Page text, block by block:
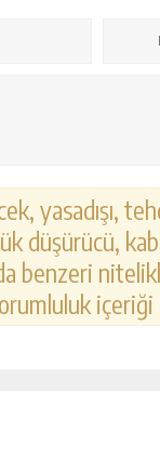
yasadışı,
düşürücü,
benzeri